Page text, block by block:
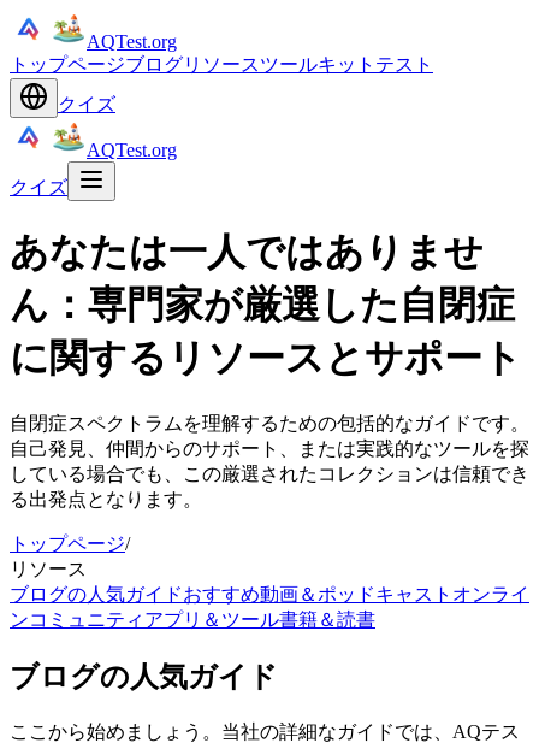
AQTest.org
トップページブログリソースツールキット テスト
クイズ
AQTest.org
クイズ
あなたは一人ではありませ
ん：専門家が厳選した自閉症
に関するリソースとサポート
自閉症スペクトラムを理解するための包括的なガイドです。
自己発見、仲間からのサポート、または実践的なツールを探
している場合でも、この厳選されたコレクションは信頼でき
る出発点となります。
トップページ/
リソース
ブログの人気ガイドおすすめ動画＆ポッドキャスト オンライ
ンコミュニティ アプリ＆ツール書籍＆読書
ブログの人気ガイド
ここから始めましょう。当社の詳細なガイドでは、AQテス